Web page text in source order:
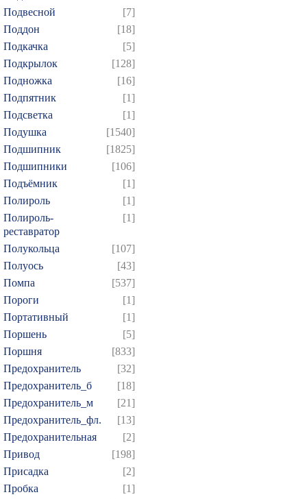
Подвесной
[7]
Поддон
[18]
Подкачка
[5]
Подкрылок
[128]
Подножка
[16]
Подпятник
[1]
Подсветка
[1]
Подушка
[1540]
Подшипник
[1825]
Подшипники
[106]
Подъёмник
[1]
Полироль
[1]
Полироль-
реставратор
[1]
Полукольца
[107]
Полуось
[43]
Помпа
[537]
Пороги
[1]
Портативный
[1]
Поршень
[5]
Поршня
[833]
Предохранитель
[32]
Предохранитель_б
[18]
Предохранитель_м
[21]
Предохранитель_фл.
[13]
Предохранительная
[2]
Привод
[198]
Присадка
[2]
Пробка
[1]